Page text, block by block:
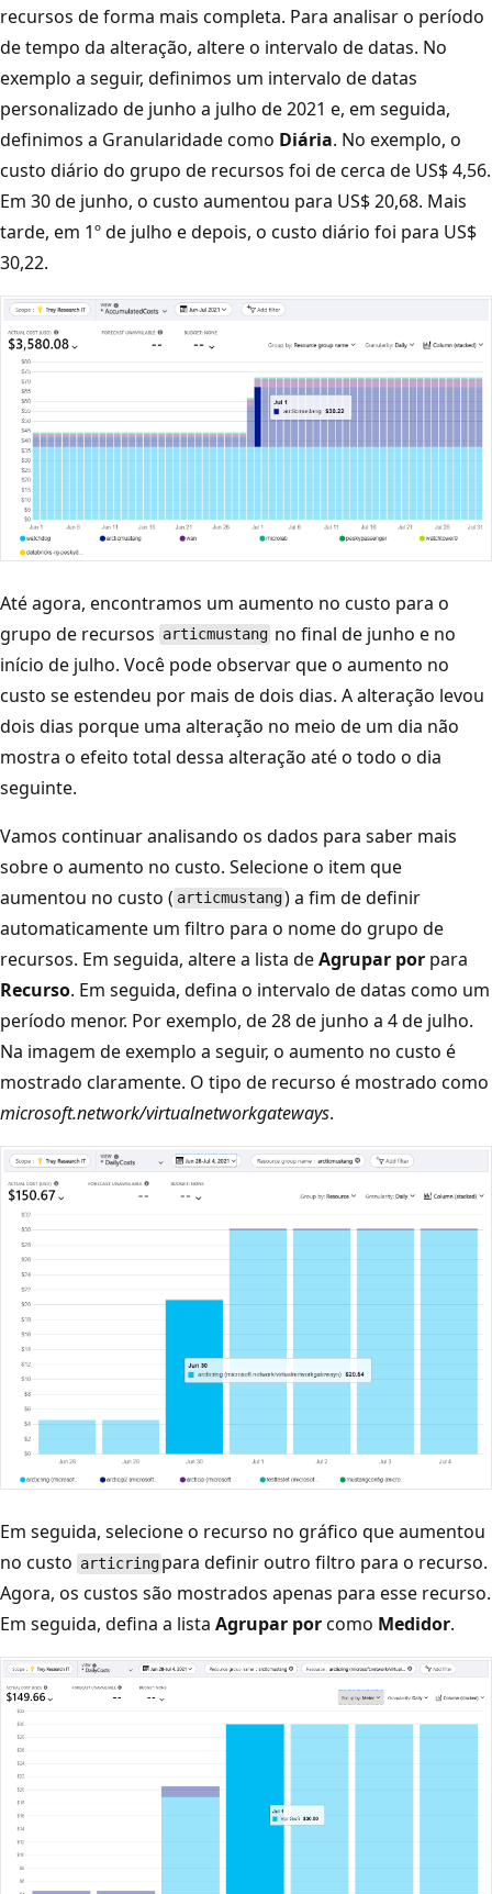
recursos de forma mais completa. Para analisar o período
de tempo da alteração, altere o intervalo de datas. No
exemplo a seguir, definimos um intervalo de datas
personalizado de junho a julho de 2021 e, em seguida,
definimos a Granularidade como Diária. No exemplo, o
custo diário do grupo de recursos foi de cerca de US$ 4,56.
Em 30 de junho, o custo aumentou para US$ 20,68. Mais
tarde, em 1º de julho e depois, o custo diário foi para US$
30,22.
Até agora, encontramos um aumento no custo para o
grupo de recursos articmustang no final de junho e no
início de julho. Você pode observar que o aumento no
custo se estendeu por mais de dois dias. A alteração levou
dois dias porque uma alteração no meio de um dia não
mostra o efeito total dessa alteração até o todo o dia
seguinte.
Vamos continuar analisando os dados para saber mais
sobre o aumento no custo. Selecione o item que
aumentou no custo ( articmustang) a fim de definir
automaticamente um filtro para o nome do grupo de
recursos. Em seguida, altere a lista deAgrupar por para
Recurso. Em seguida, defina o intervalo de datas como um
período menor. Por exemplo, de 28 de junho a 4 de julho.
Na imagem de exemplo a seguir, o aumento no custo é
mostrado claramente. O tipo de recurso é mostrado como
microsoft.network/virtualnetworkgateways.
Em seguida, selecione o recurso no gráfico que aumentou
no custo articring para definir outro filtro para o recurso.
Agora, os custos são mostrados apenas para esse recurso.
Em seguida, defina a lista Agrupar porcomo Medidor.